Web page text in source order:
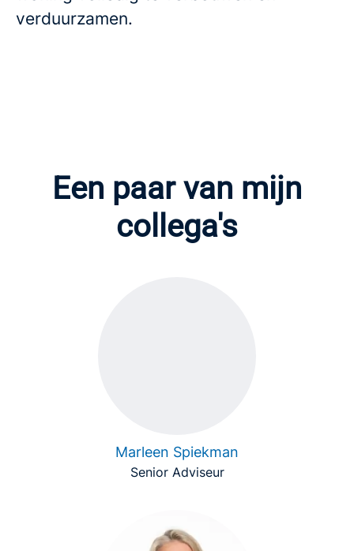
verduurzamen.
Een paar van mijn
collega's
Marleen Spiekman
Senior Adviseur